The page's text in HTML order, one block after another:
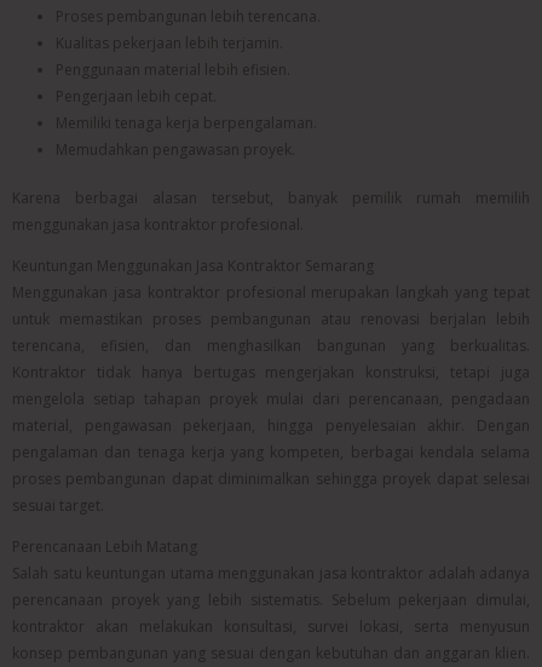
Proses pembangunan lebih terencana.
Kualitas pekerjaan lebih terjamin.
Penggunaan material lebih efisien.
Pengerjaan lebih cepat.
Memiliki tenaga kerja berpengalaman.
Memudahkan pengawasan proyek.
Karena berbagai alasan tersebut, banyak pemilik rumah memilih
menggunakan jasa kontraktor profesional.
Keuntungan Menggunakan Jasa Kontraktor Semarang
Menggunakan jasa kontraktor profesional merupakan langkah yang tepat
untuk memastikan proses pembangunan atau renovasi berjalan lebih
terencana, efisien, dan menghasilkan bangunan yang berkualitas.
Kontraktor tidak hanya bertugas mengerjakan konstruksi, tetapi juga
mengelola setiap tahapan proyek mulai dari perencanaan, pengadaan
material, pengawasan pekerjaan, hingga penyelesaian akhir. Dengan
pengalaman dan tenaga kerja yang kompeten, berbagai kendala selama
proses pembangunan dapat diminimalkan sehingga proyek dapat selesai
sesuai target.
Perencanaan Lebih Matang
Salah satu keuntungan utama menggunakan jasa kontraktor adalah adanya
perencanaan proyek yang lebih sistematis. Sebelum pekerjaan dimulai,
kontraktor akan melakukan konsultasi, survei lokasi, serta menyusun
konsep pembangunan yang sesuai dengan kebutuhan dan anggaran klien.